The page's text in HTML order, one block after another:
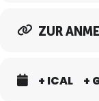
ZUR
+ ICAL +